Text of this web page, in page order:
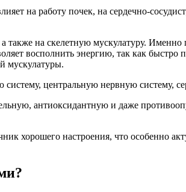
на работу почек, на сердечно-
также на скелетную мускулатуру.
восполнить энергию, так как быстро
мускулатуры.
систему, центральную нервную систему,
антиоксидантную и даже
хорошего настроения, что особенно